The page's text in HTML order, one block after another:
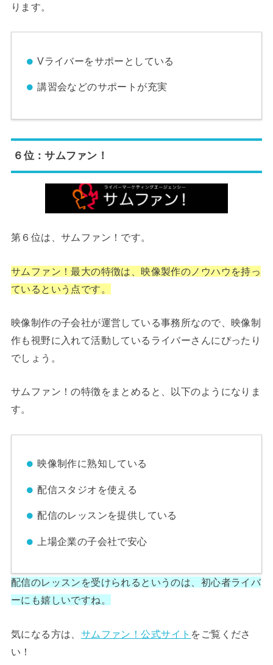
ります。
Vライバーをサポーとしている
講習会などのサポートが充実
６位：サムファン！
第６位は、サムファン！です。
サムファン！最大の特徴は、映像製作のノウハウを持っ
ているという点です。
映像制作の子会社が運営している事務所なので、映像制
作も視野に入れて活動しているライバーさんにぴったり
でしょう。
サムファン！の特徴をまとめると、以下のようになりま
す。
映像制作に熟知している
配信スタジオを使える
配信のレッスンを提供している
上場企業の子会社で安心
配信のレッスンを受けられるというのは、初心者ライバ
ーにも嬉しいですね。
気になる方は、 サムファン！公式サイト をご覧くださ
い！